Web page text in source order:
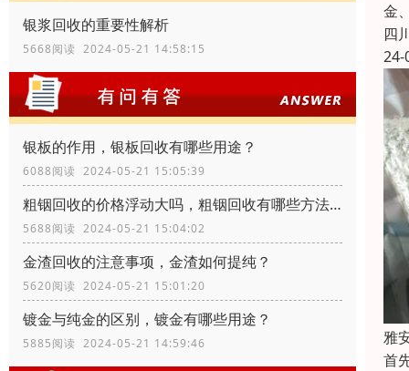
银浆回收的重要性解析
5668阅读 2024-05-21 14:58:15
银板的作用，银板回收有哪些用途？
6088阅读 2024-05-21 15:05:39
粗铟回收的价格浮动大吗，粗铟回收有哪些方法？
5688阅读 2024-05-21 15:04:02
金渣回收的注意事项，金渣如何提纯？
5620阅读 2024-05-21 15:01:20
镀金与纯金的区别，镀金有哪些用途？
5885阅读 2024-05-21 14:59:46
金
四
24-
雅
首